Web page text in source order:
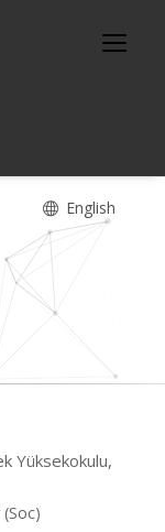
English
Yüksekokulu,